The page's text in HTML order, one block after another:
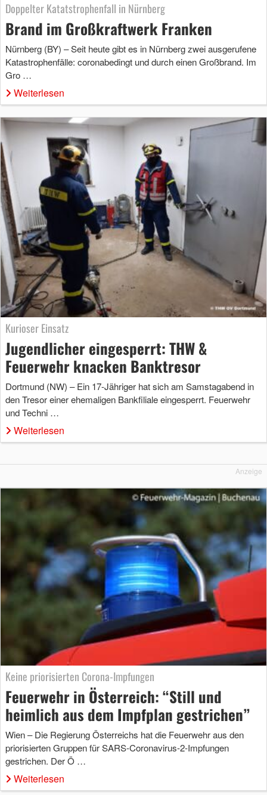
Doppelter Katatstrophenfall in Nürnberg
Brand im Großkraftwerk Franken
Nürnberg (BY) – Seit heute gibt es in Nürnberg zwei ausgerufene
Katastrophenfälle: coronabedingt und durch einen Großbrand. Im
Gro …
Weiterlesen
Kurioser Einsatz
Jugendlicher eingesperrt: THW &
Feuerwehr knacken Banktresor
Dortmund (NW) – Ein 17-Jähriger hat sich am Samstagabend in
den Tresor einer ehemaligen Bankfiliale eingesperrt. Feuerwehr
und Techni …
Weiterlesen
Anzeige
Keine priorisierten Corona-Impfungen
Feuerwehr in Österreich: “Still und
heimlich aus dem Impfplan gestrichen”
Wien – Die Regierung Österreichs hat die Feuerwehr aus den
priorisierten Gruppen für SARS-Coronavirus-2-Impfungen
gestrichen. Der Ö …
Weiterlesen